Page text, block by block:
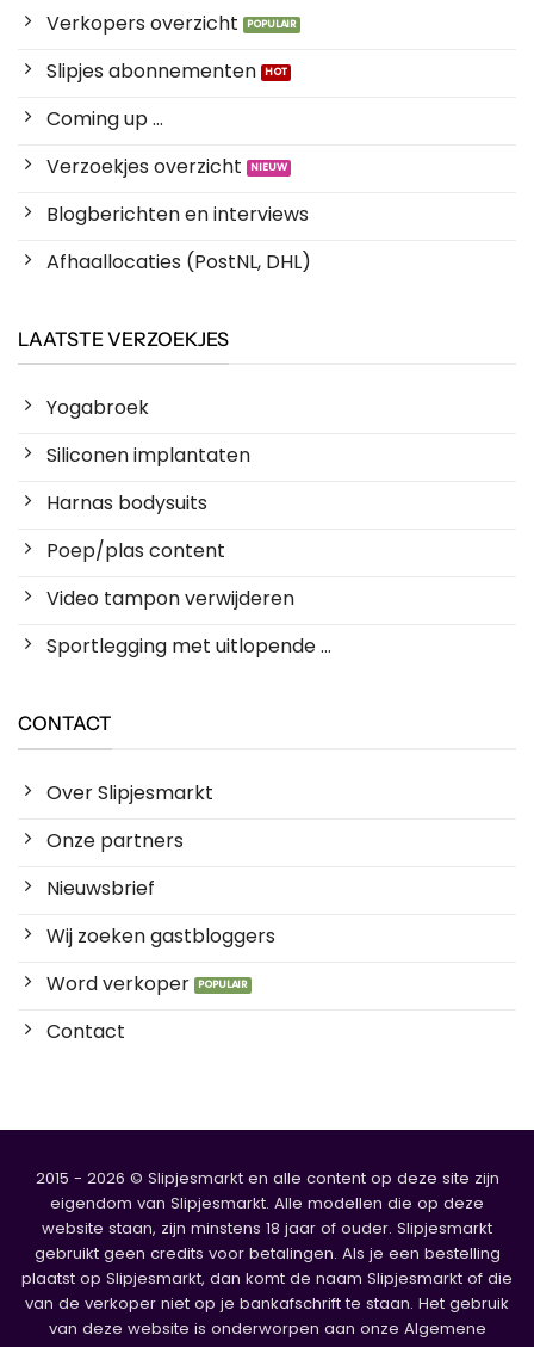
Verkopers overzicht
Slipjes abonnementen
Coming up ...
Verzoekjes overzicht
Blogberichten en interviews
Afhaallocaties (PostNL, DHL)
LAATSTE VERZOEKJES
Yogabroek
Siliconen implantaten
Harnas bodysuits
Poep/plas content
Video tampon verwijderen
Sportlegging met uitlopende ...
CONTACT
Over Slipjesmarkt
Onze partners
Nieuwsbrief
Wij zoeken gastbloggers
Word verkoper
Contact
2015 - 2026 © Slipjesmarkt en alle content op deze site zijn
eigendom van Slipjesmarkt. Alle modellen die op deze
website staan, zijn minstens 18 jaar of ouder. Slipjesmarkt
gebruikt geen credits voor betalingen. Als je een bestelling
plaatst op Slipjesmarkt, dan komt de naam Slipjesmarkt of die
van de verkoper niet op je bankafschrift te staan. Het gebruik
van deze website is onderworpen aan onze Algemene